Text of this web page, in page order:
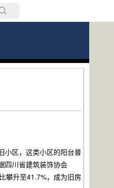
小区，这类小区的阳台普
四川省建筑装饰协会
攀升至41.7%，成为旧房